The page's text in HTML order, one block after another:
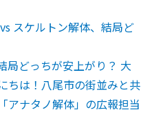
スケルトン解体、結局ど
局どっちが安上がり？ 大
ちは！八尾市の街並みと共
アナタノ解体」の広報担当